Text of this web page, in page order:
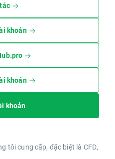
khoản
khoản
khoản
tôi cung cấp, đặc biệt là CFD,